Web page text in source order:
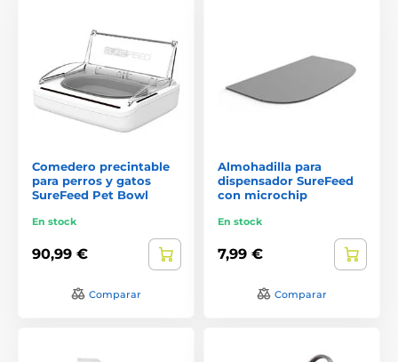
Comedero precintable
para perros y gatos
SureFeed Pet Bowl
En stock
90,99 €
Comparar
Almohadilla para
dispensador SureFeed
con microchip
En stock
7,99 €
Comparar